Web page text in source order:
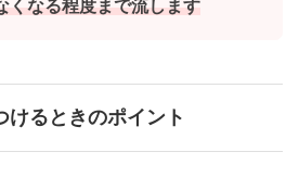
くなる程度まで流します
けるときのポイント